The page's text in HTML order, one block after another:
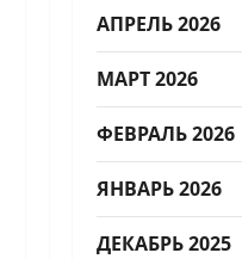
АПРЕЛЬ 2026
МАРТ 2026
ФЕВРАЛЬ 2026
ЯНВАРЬ 2026
ДЕКАБРЬ 2025